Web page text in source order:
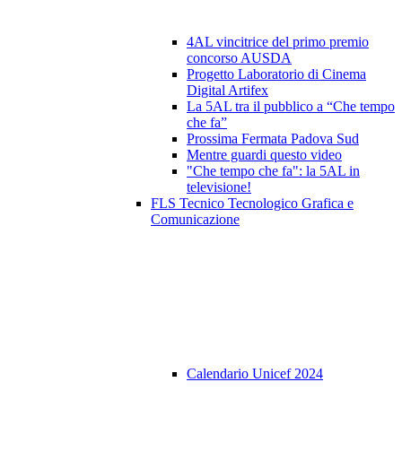
4AL vincitrice del primo premio
concorso AUSDA
Progetto Laboratorio di Cinema
Digital Artifex
La 5AL tra il pubblico a “Che tempo
che fa”
Prossima Fermata Padova Sud
Mentre guardi questo video
"Che tempo che fa": la 5AL in
televisione!
FLS Tecnico Tecnologico Grafica e
Comunicazione
Calendario Unicef 2024